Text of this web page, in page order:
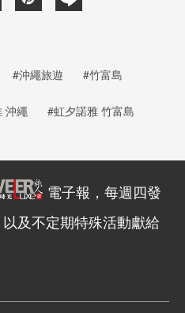
#沖繩旅遊 #竹富島
沖繩 #虹夕諾雅 竹富島
電子報，每週四發
及不定期特殊活動獻給